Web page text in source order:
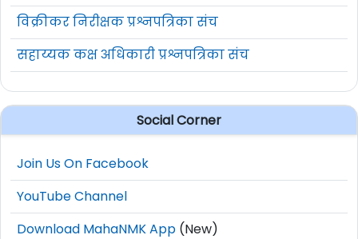
विक्रीकर निरीक्षक प्रश्नपत्रिका संच
सहाय्यक कक्ष अधिकारी प्रश्नपत्रिका संच
Social Corner
Join Us On Facebook
YouTube Channel
Download MahaNMK App (New)